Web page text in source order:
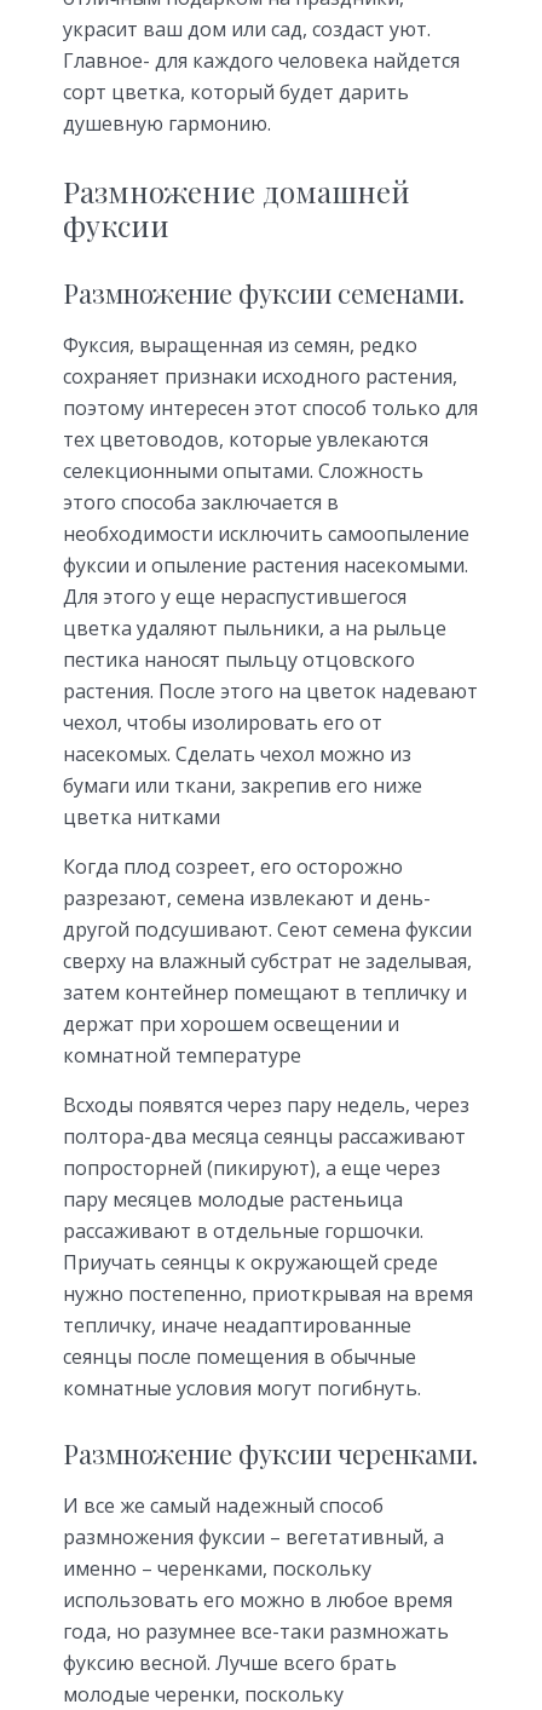
украсит ваш дом или сад, создаст уют.
Главное- для каждого человека найдется
сорт цветка, который будет дарить
душевную гармонию.
Размножение домашней
фуксии
Размножение фуксии семенами.
Фуксия, выращенная из семян, редко
сохраняет признаки исходного растения,
поэтому интересен этот способ только для
тех цветоводов, которые увлекаются
селекционными опытами. Сложность
этого способа заключается в
необходимости исключить самоопыление
фуксии и опыление растения насекомыми.
Для этого у еще нераспустившегося
цветка удаляют пыльники, а на рыльце
пестика наносят пыльцу отцовского
растения. После этого на цветок надевают
чехол, чтобы изолировать его от
насекомых. Сделать чехол можно из
бумаги или ткани, закрепив его ниже
цветка нитками
Когда плод созреет, его осторожно
разрезают, семена извлекают и день-
другой подсушивают. Сеют семена фуксии
сверху на влажный субстрат не заделывая,
затем контейнер помещают в тепличку и
держат при хорошем освещении и
комнатной температуре
Всходы появятся через пару недель, через
полтора-два месяца сеянцы рассаживают
попросторней (пикируют), а еще через
пару месяцев молодые растеньица
рассаживают в отдельные горшочки.
Приучать сеянцы к окружающей среде
нужно постепенно, приоткрывая на время
тепличку, иначе неадаптированные
сеянцы после помещения в обычные
комнатные условия могут погибнуть.
Размножение фуксии черенками.
И все же самый надежный способ
размножения фуксии – вегетативный, а
именно – черенками, поскольку
использовать его можно в любое время
года, но разумнее все-таки размножать
фуксию весной. Лучше всего брать
молодые черенки, поскольку